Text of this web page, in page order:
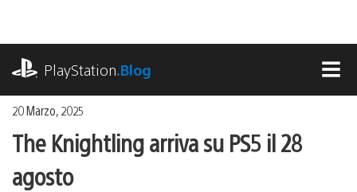
contenuto
PlayStation.Blog
20 Marzo, 2025
The Knightling arriva su PS5 il 28
agosto